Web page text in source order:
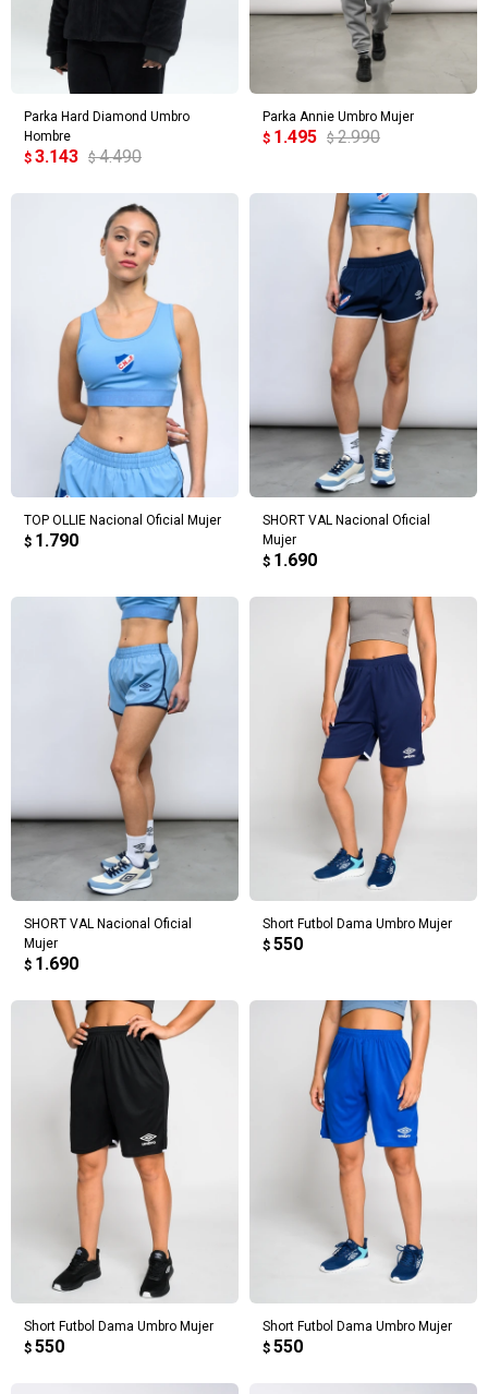
Parka Hard Diamond Umbro
Hombre
$ 3.143 $ 4.490
Parka Annie Umbro Mujer
$ 1.495 $ 2.990
TOP OLLIE Nacional Oficial Mujer
$ 1.790
SHORT VAL Nacional Oficial
Mujer
$ 1.690
SHORT VAL Nacional Oficial
Mujer
$ 1.690
Short Futbol Dama Umbro Mujer
$ 550
Short Futbol Dama Umbro Mujer
$ 550
Short Futbol Dama Umbro Mujer
$ 550